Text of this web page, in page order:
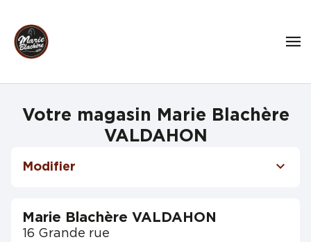
Votre magasin Marie Blachère
VALDAHON
Modifier
Marie Blachère VALDAHON
16 Grande rue